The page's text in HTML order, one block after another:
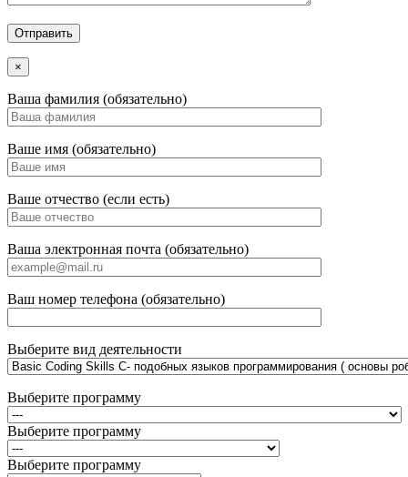
×
Ваша фамилия (обязательно)
Ваше имя (обязательно)
Ваше отчество (если есть)
Ваша электронная почта (обязательно)
Ваш номер телефона (обязательно)
Выберите вид деятельности
Выберите программу
Выберите программу
Выберите программу